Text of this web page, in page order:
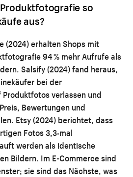
so
aus?
(2024) erhalten Shops mit
94 % mehr Aufrufe als
Salsify (2024) fand heraus,
bei der
verlassen und
Bewertungen und
Etsy (2024) berichtet, dass
Fotos 3,3-mal
werden als identische
Bildern. Im E-Commerce sind
sie sind das Nächste, was